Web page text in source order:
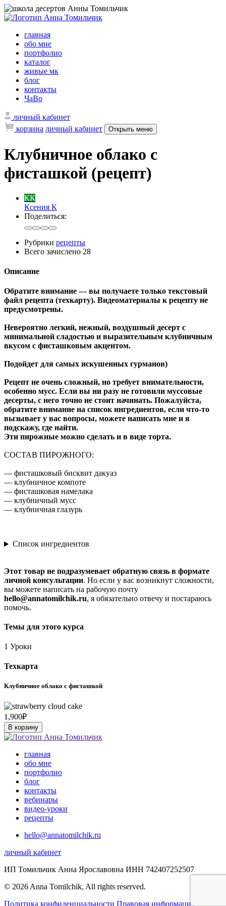
главная
обо мне
портфолио
каталог
живые мк
блог
контакты
ЧаВо
личный кабинет
корзина личный кабинет Открыть меню
Клубничное облако с
фисташкой (рецепт)
КК
Ксения К
Поделиться:
Рубрики рецепты
Всего зачислено 28
Описание
Обратите внимание — вы получаете только текстовый
файл рецепта (техкарту). Видеоматериалы к рецепту не
предусмотрены.
Невероятно легкий, нежный, воздушный десерт с
минимальной сладостью и выразительным клубничным
вкусом с фисташковым акцентом.
Подойдет для самых искушенных гурманов)
Рецепт не очень сложный, но требует внимательности,
особенно мусс. Если вы ни разу не готовили муссовые
десерты, с него точно не стоит начинать. Пожалуйста,
обратите внимание на список ингредиентов, если что-то
вызывает у вас вопросы, можете написать мне и я
подскажу, где найти.
Эти пирожные можно сделать и в виде торта.
СОСТАВ ПИРОЖНОГО:
— фисташковый бисквит дакуаз
— клубничное компоте
— фисташковая намелака
— клубничный мусс
— клубничная глазурь
Список ингредиентов
Этот товар не подразумевает обратную связь в формате
личной консультации. Но если у вас возникнут сложности,
вы можете написать на рабочую почту
hello@annatomilchik.ru, я обязательно отвечу и постараюсь
помочь.
Темы для этого курса
1 Уроки
Техкарта
Клубничное облако с фисташкой
1,900₽
В корзину
главная
обо мне
портфолио
блог
контакты
вебинары
видео-уроки
рецепты
hello@annatomilchik.ru
личный кабинет
ИП Томильчик Анна Ярославовна ИНН 742407252507
© 2026 Anna Tomilchik, All rights reserved.
Политика конфиденциальности Правовая информация